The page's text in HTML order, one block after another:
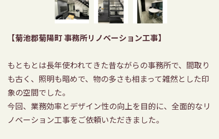
【菊池郡菊陽町事務所リノベーション工事】
もともとは長年使われてきた昔ながらの事務所で、間取り
も古く、照明も暗めで、物の多さも相まって雑然とした印
象の空間でした。
今回、業務効率とデザイン性の向上を目的に、全面的なリ
ノベーション工事をご依頼いただきました。